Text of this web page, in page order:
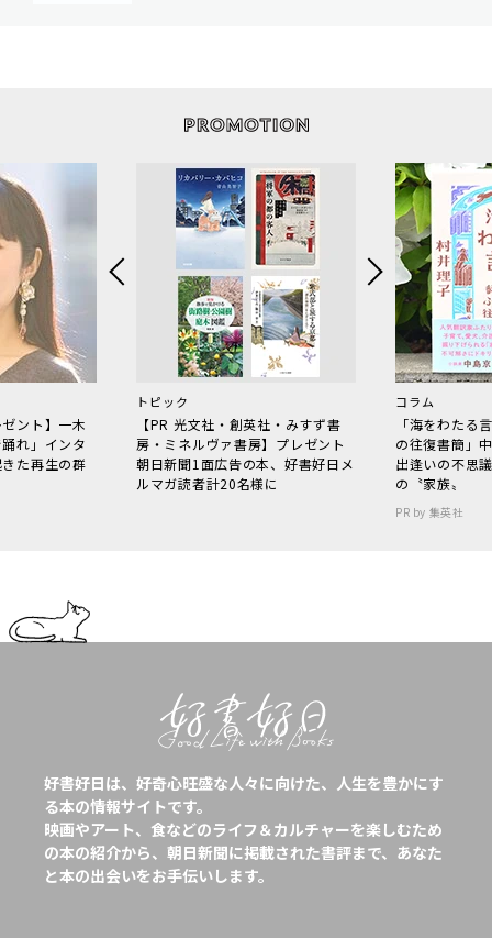
ント】一木
れ」インタ
た再生の群
トピック
【PR 光文社・創英社・みすず書
房・ミネルヴァ書房】プレゼント
朝日新聞1面広告の本、好書好日メ
ルマガ読者計20名様に
コラム
「海をわた
の往復書簡」
出逢いの不思
の〝家族〟
PR by 集英社
好書好日は、好奇心旺盛な人々に向けた、人生を豊かにす
る本の情報サイトです。
映画やアート、食などのライフ＆カルチャーを楽しむため
の本の紹介から、朝日新聞に掲載された書評まで、あなた
と本の出会いをお手伝いします。